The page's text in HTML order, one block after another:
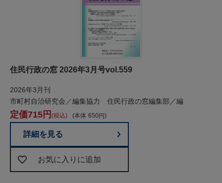
住民行政の窓 2026年3月号vol.559
2026年3月刊
市町村自治研究会／編集協力 住民行政の窓編集部／編
本体 650
715 税込
詳細を見る
お気に入りに追加